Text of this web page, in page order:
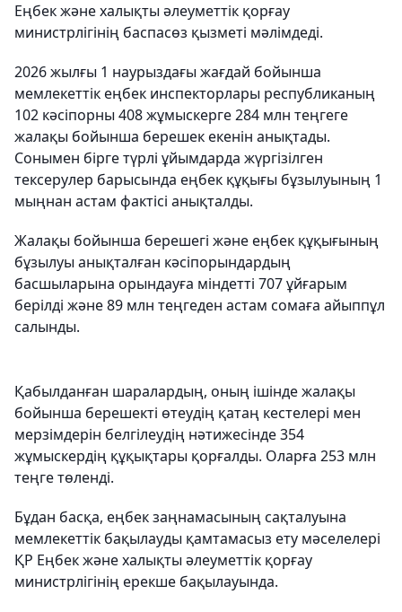
Еңбек және халықты әлеуметтік қорғау
министрлігінің баспасөз қызметі мәлімдеді.
2026 жылғы 1 наурыздағы жағдай бойынша
мемлекеттік еңбек инспекторлары республиканың
102 кәсіпорны 408 жұмыскерге 284 млн теңгеге
жалақы бойынша берешек екенін анықтады.
Сонымен бірге түрлі ұйымдарда жүргізілген
тексерулер барысында еңбек құқығы бұзылуының 1
мыңнан астам фактісі анықталды.
Жалақы бойынша берешегі және еңбек құқығының
бұзылуы анықталған кәсіпорындардың
басшыларына орындауға міндетті 707 ұйғарым
берілді және 89 млн теңгеден астам сомаға айыппұл
салынды.
Қабылданған шаралардың, оның ішінде жалақы
бойынша берешекті өтеудің қатаң кестелері мен
мерзімдерін белгілеудің нәтижесінде 354
жұмыскердің құқықтары қорғалды. Оларға 253 млн
теңге төленді.
Бұдан басқа, еңбек заңнамасының сақталуына
мемлекеттік бақылауды қамтамасыз ету мәселелері
ҚР Еңбек және халықты әлеуметтік қорғау
министрлігінің ерекше бақылауында.